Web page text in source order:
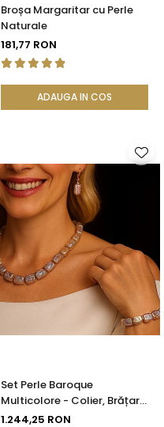
Broșa Margaritar cu Perle
Naturale
181,77 RON
ADAUGA IN COS
Set Perle Baroque
Multicolore - Colier, Brățară
și Cercei, Argint 925 |
1.244,25 RON